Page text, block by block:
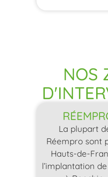
NOS
La plupart
Réempro sont
Hauts-de-
l’implantation